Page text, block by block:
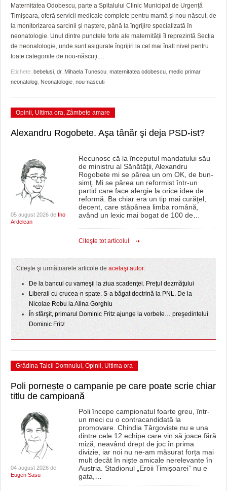
GRĂDINA TAICII DOMNULUI
ZIARISTU’ DE TERASĂ
CU OIŞTEA-N KIERKEGAARD
PE SURSE
CRONICĂ DE FILM
UNDE MERGEM
FILME DOCUMENTARE
JOCURI ONLINE
ACCIDENTE
ANUNŢURI
INFO SI UTILE
INVATAMANT
JUSTITIE
JOCURI ONLINE
DIVERSE
FARMACII DIN TIMIŞOARA
HARTA TIMIŞOAREI
PRIMĂRIILE DIN TIMIŞ
SFATUL MEDICULUI
SFATURI JURIDICE
Maternitatea Odobescu, parte a Spitalului Clinic Municipal de Urgență
Timișoara, oferă servicii medicale complete pentru mamă și nou-născut, de
la monitorizarea sarcinii și naștere, până la îngrijire specializată în
neonatologie. Unul dintre punctele forte ale maternității îl reprezintă Secția
de neonatologie, unde sunt asigurate îngrijiri la cel mai înalt nivel pentru
toate categoriile de nou-născuți.…
Etichete: bebelusi dr. Mihaela Tunescu maternitatea odobescu medic primar
neonatolog Neonatologie nou-nascuti
Opinii, Ultima ora, Zâmbete amare
Alexandru Rogobete. Aşa tânăr şi deja PSD-ist?
05 august 2026 de Ino
Ardelean
Recunosc că la începutul mandatului său
de ministru al Sănătăţii, Alexandru
Rogobete mi se părea un om OK, de bun-
simţ. Mi se părea un reformist într-un
partid care face alergie la orice idee de
reformă. Ba chiar era un tip mai curăţel,
decent, care stăpânea limba română,
având un lexic mai bogat de 100 de…
Citeşte tot articolul
Citeşte şi următoarele articole de acelaşi autor:
De la bancul cu vameşii la ziua scadenţei. Preţul dezmăţului
Liberali cu crucea-n spate. S-a băgat doctrină la PNL. De la
Nicolae Robu la Alina Gorghiu
În sfârşit, primarul Dominic Fritz ajunge la vorbele… preşedintelui
Dominic Fritz
Grădina Taicii Domnului, Opinii, Ultima ora
Poli pornește o campanie pe care poate scrie chiar
titlu de campioană
04 august 2026 de
Eugen Sasu
Poli începe campionatul foarte greu, într-
un meci cu o contracandidată la
promovare. Chindia Târgoviște nu e una
dintre cele 12 echipe care vin să joace fără
miză, neavând drept de joc în prima
divizie, iar noi nu ne-am măsurat forța mai
mult decât în niște amicale nerelevante în
Austria. Stadionul „Eroii Timișoarei” nu e
gata,…